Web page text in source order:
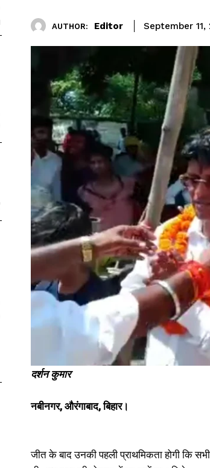
प्रतिनिधि संजय गिरी
अंकोरहा पैक्स अध्यक्ष पर 2 करोड़ 37
मेहता
November 13, 2024
In "औरंगाबाद"
AUTHOR: Editor September 11,
दर्शन कुमार
नबीनगर, औरंगाबाद, बिहार।
जीत के बाद उनकी पहली प्राथमिकता होगी कि